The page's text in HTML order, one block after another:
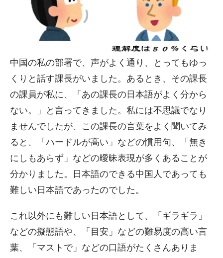
中国の私の部署で、声がよく通り、とってもゆっ
くりと話す課長がいました。あるとき、その課長
の課員が私に、「あの課長の日本語がよく分から
ない。」と言ってきました。私には不思議でなり
ませんでしたが、この課長の言葉をよく聞いてみ
ると、「ハードルが高い」などの慣用句、「無き
にしもあらず」などの曖昧表現が多くあることが
分かりました。日本語のできる中国人であっても
難しい日本語であったのでした。
これ以外にも難しい日本語として、「ギラギラ」
などの擬態語や、「目安」などの難易度の高い言
葉、「マストで」などの口語がたくさんありま